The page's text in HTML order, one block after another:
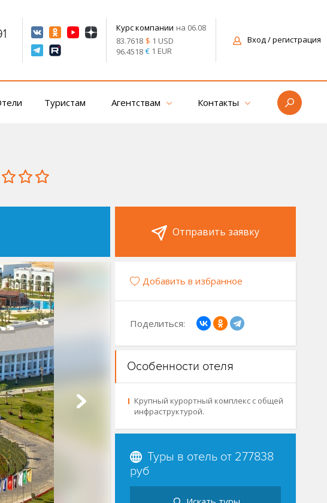
Курс компании на 06.08
83.7618 $ 1 USD
96.4518 €1 EUR
Вход/ регистрация
Туристам Агентствам Контакты
Отправить заявку
Добавить в избранное
Поделиться:
Особенности отеля
Крупный курортный комплекс с общей
инфраструктурой.
Туры в отель от 277838
руб